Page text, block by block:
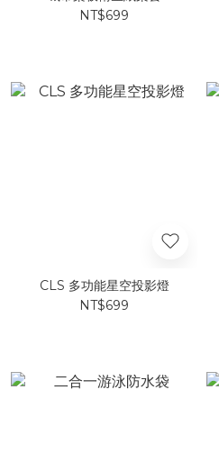
NT$699
CLS 多功能星空投影燈
NT$699